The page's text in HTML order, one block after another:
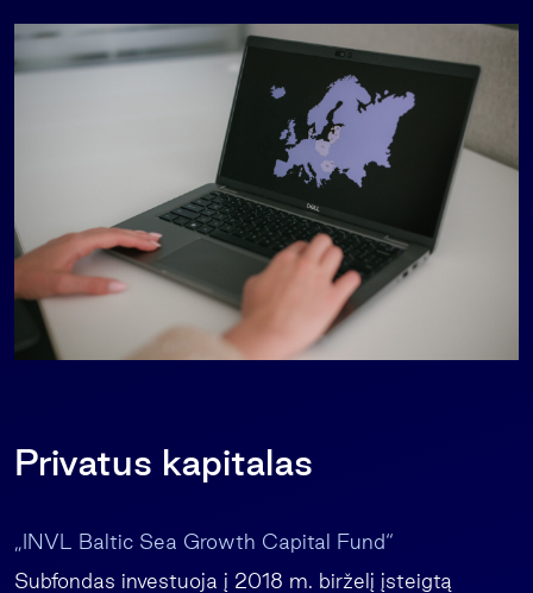
Privatus kapitalas
„INVL Baltic Sea Growth Capital Fund“
Subfondas investuoja į 2018 m. birželį įsteigtą